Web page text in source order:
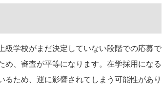
級学校がまだ決定していない段階での応募で
、審査が平等になります。在学採用になる
ため、運に影響されてしまう可能性があり